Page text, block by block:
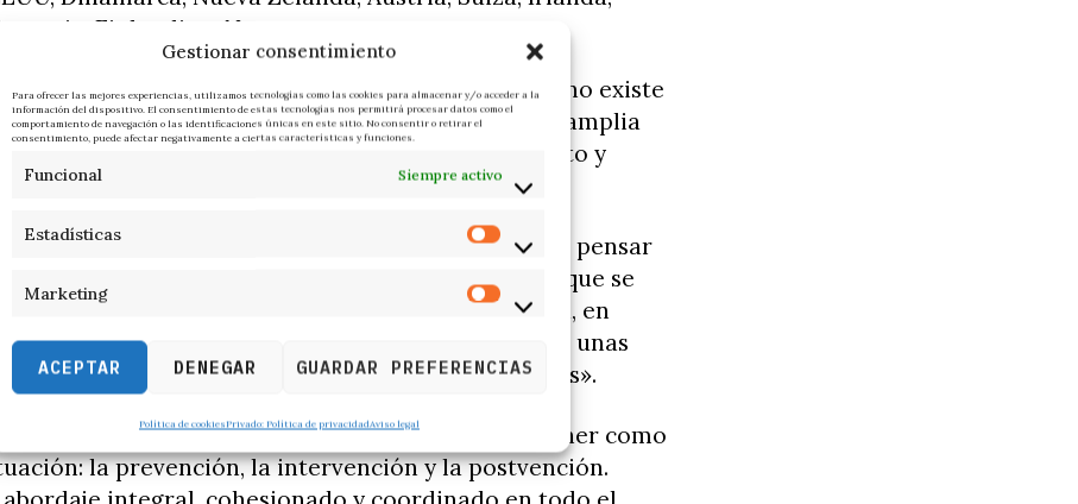
Gestionar consentimiento
Para ofrecer las mejores experiencias, utilizamos tecnologías como las cookies para almacenar y/o acceder a la
información del dispositivo. El consentimiento de estas tecnologías nos permitirá procesar datos como el
comportamiento de navegación o las identificaciones únicas en este sitio. No consentir o retirar el
consentimiento, puede afectar negativamente a ciertas características y funciones.
Funcional Siempre activo
Estadísticas
Marketing
ACEPTAR DENEGAR GUARDAR PREFERENCIAS
Política de cookies Privado: Política de privacidadAviso legal
Finlandia o Noruega.
recuerda que el suicidio es multifactorial y que no existe
que lleve a una persona a suicidarse, sino una amplia
situaciones que provocan un profundo sufrimiento y
las entidades han subrayado que «es un error pensar
personas con problemas de salud mental son las que se
origen puede ser muy diverso y cualquier persona, en
de las distintas etapas de su vida, puede verse bajo unas
extremas conducentes a este tipo de conductas».
el plan de prevención del suicidio debe tener como
la prevención, la intervención y la postvención.